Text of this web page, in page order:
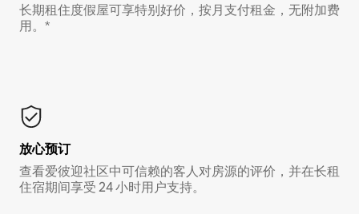
长期租住度假屋可享特别好价，按月支付租金，无附加费
用。*
放心预订
查看爱彼迎社区中可信赖的客人对房源的评价，并在长租
住宿期间享受 24 小时用户支持。